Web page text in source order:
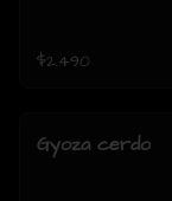
$2.490
Gyoza cerdo